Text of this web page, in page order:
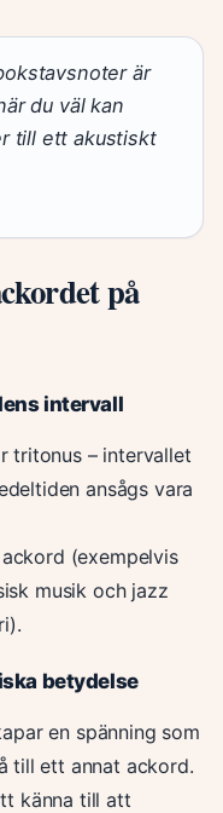
är
du väl kan
till ett akustiskt
på
intervall
tritonus – intervallet
ansågs vara
(exempelvis
musik och jazz
betydelse
en spänning som
till ett annat ackord.
känna till att